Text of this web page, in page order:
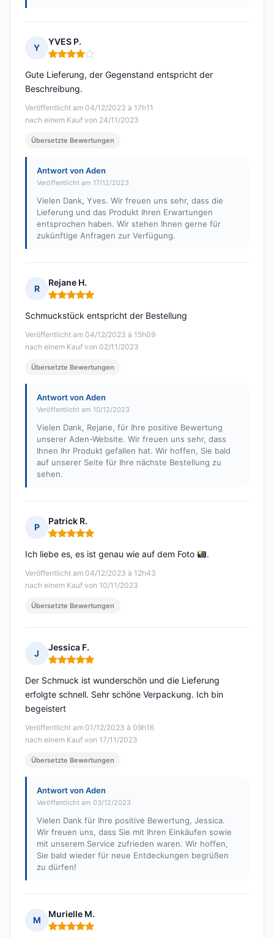
Y
YVES P.
Hinweis: 4 von 5
Veröffentlicht am 04/12/2023 à 17h11
nach einem Kauf von 24/11/2023
Gute Lieferung, der Gegenstand entspricht der
Beschreibung.
Übersetzte Bewertungen
Antwort von Aden
Veröffentlicht am 17/12/2023
Vielen Dank, Yves. Wir freuen uns sehr, dass die
Lieferung und das Produkt Ihren Erwartungen
entsprochen haben. Wir stehen Ihnen gerne für
zukünftige Anfragen zur Verfügung.
R
Rejane H.
Hinweis: 5 von 5
Veröffentlicht am 04/12/2023 à 15h09
nach einem Kauf von 02/11/2023
Schmuckstück entspricht der Bestellung
Übersetzte Bewertungen
Antwort von Aden
Veröffentlicht am 10/12/2023
Vielen Dank, Rejane, für Ihre positive Bewertung
unserer Aden-Website. Wir freuen uns sehr, dass
Ihnen Ihr Produkt gefallen hat. Wir hoffen, Sie bald
auf unserer Seite für Ihre nächste Bestellung zu
sehen.
P
Patrick R.
Hinweis: 5 von 5
Veröffentlicht am 04/12/2023 à 12h43
nach einem Kauf von 10/11/2023
Ich liebe es, es ist genau wie auf dem Foto .
Übersetzte Bewertungen
J
Jessica F.
Hinweis: 5 von 5
Veröffentlicht am 01/12/2023 à 09h16
nach einem Kauf von 17/11/2023
Der Schmuck ist wunderschön und die Lieferung
erfolgte schnell. Sehr schöne Verpackung. Ich bin
begeistert
Übersetzte Bewertungen
Antwort von Aden
Veröffentlicht am 03/12/2023
Vielen Dank für Ihre positive Bewertung, Jessica.
Wir freuen uns, dass Sie mit Ihren Einkäufen sowie
mit unserem Service zufrieden waren. Wir hoffen,
Sie bald wieder für neue Entdeckungen begrüßen
zu dürfen!
M
Murielle M.
Hinweis: 5 von 5